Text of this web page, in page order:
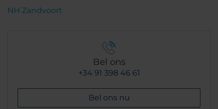
NH Zandvoort
Bel ons
+34 91 398 46 61
Bel ons nu